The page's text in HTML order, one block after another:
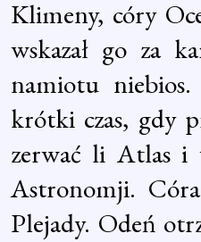
Klimeny, córy
wskazał go za
namiotu
krótki czas, gdy
zerwać li Atlas i
Astronomji.
Plejady. Odeń